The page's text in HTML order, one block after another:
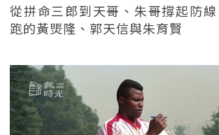
從拼命三郎到天哥、朱哥撐起防
跑的黃煚隆、郭天信與朱育賢